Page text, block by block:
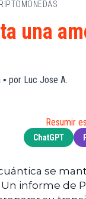
una
▪ por Luc Jose A.
Resumir
ChatGPT
se
informe de